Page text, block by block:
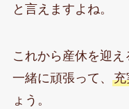
と言えますよね。
これから産休を迎
一緒に頑張って、 充
ょう。